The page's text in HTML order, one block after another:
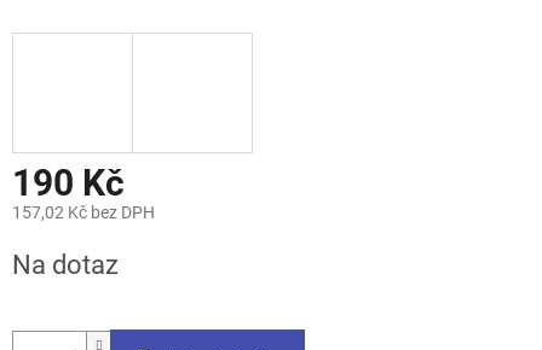
190 Kč
157,02 Kč bez DPH
cena:
Na dotaz